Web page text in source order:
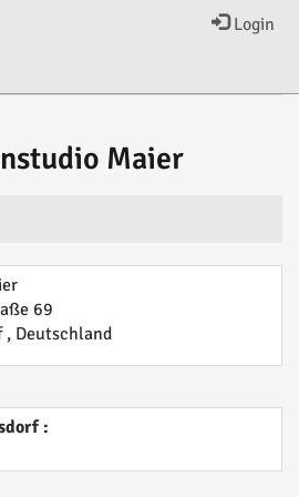
Login
Maier
69
, Deutschland
: